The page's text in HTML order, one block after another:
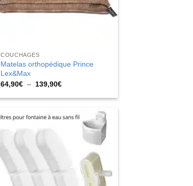
COUCHAGES
Matelas orthopédique Prince
Lex&Max
64,90€ – 139,90€Plage
prix :
139,90€